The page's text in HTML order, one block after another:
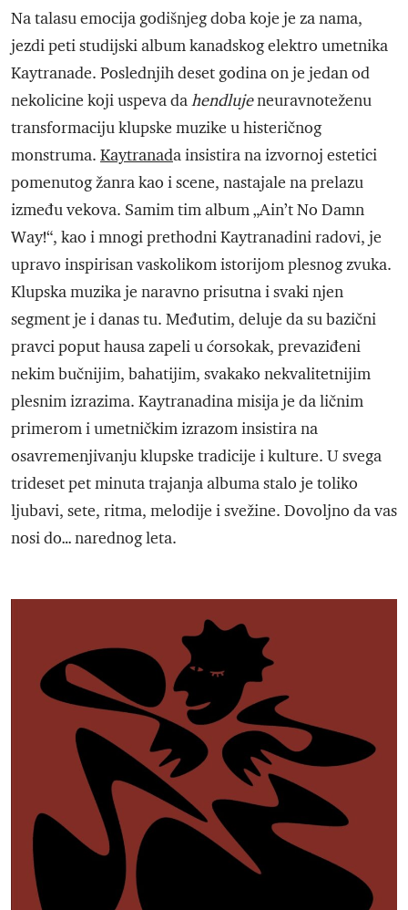
Na talasu emocija godišnjeg doba koje je za nama,
jezdi peti studijski album kanadskog elektro umetnika
Kaytranade. Poslednjih deset godina on je jedan od
nekolicine koji uspeva dahendlujeneuravnoteženu
transformaciju klupske muzike u histeričnog
monstruma. Kaytranada insistira na izvornoj estetici
pomenutog žanra kao i scene, nastajale na prelazu
između vekova. Samim tim album „Ain’t No Damn
Way!“, kao i mnogi prethodni Kaytranadini radovi, je
upravo inspirisan vaskolikom istorijom plesnog zvuka.
Klupska muzika je naravno prisutna i svaki njen
segment je i danas tu. Međutim, deluje da su bazični
pravci poput hausa zapeli u ćorsokak, prevaziđeni
nekim bučnijim, bahatijim, svakako nekvalitetnijim
plesnim izrazima. Kaytranadina misija je da ličnim
primerom i umetničkim izrazom insistira na
osavremenjivanju klupske tradicije i kulture. U svega
trideset pet minuta trajanja albuma stalo je toliko
ljubavi, sete, ritma, melodije i svežine. Dovoljno da vas
nosi do… narednog leta.